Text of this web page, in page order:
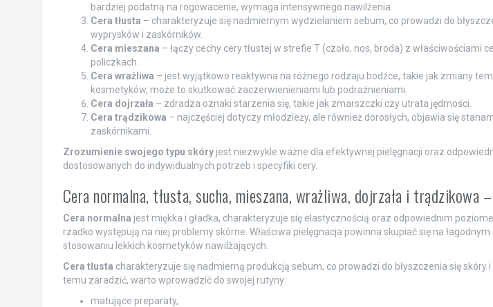
bardziej podatną na rogowacenie, wymaga intensywnego nawilżenia.
Cera tłusta – charakteryzuje się nadmiernym wydzielaniem sebum, co prowadzi do
wyprysków i zaskórników.
Cera mieszana – łączy cechy cery tłustej w strefie T (czoło, nos, broda) z właściwościami
policzkach.
Cera wrażliwa – jest wyjątkowo reaktywna na różnego rodzaju bodźce, takie jak zmiany
kosmetyków, może to skutkować zaczerwienieniami lub podrażnieniami.
Cera dojrzała – zdradza oznaki starzenia się, takie jak zmarszczki czy utrata jędrności.
Cera trądzikowa – najczęściej dotyczy młodzieży, ale również dorosłych, objawia się
zaskórnikami.
Zrozumienie swojego typu skóryjest niezwykle ważne dla efektywnej pielęgnacji oraz
dostosowanych do indywidualnych potrzeb i specyfiki cery.
Cera normalna, tłusta, sucha, mieszana, wrażliwa, dojrzała i trądzikowa
Cera normalna jest miękka i gładka, charakteryzuje się elastycznością oraz odpowiednim
rzadko występują na niej problemy skórne. Właściwa pielęgnacja powinna skupiać się na
stosowaniu lekkich kosmetyków nawilżających.
Cera tłusta charakteryzuje się nadmierną produkcją sebum, co prowadzi do błyszczenia się skóry
temu zaradzić, warto wprowadzić do swojej rutyny:
matujące preparaty,